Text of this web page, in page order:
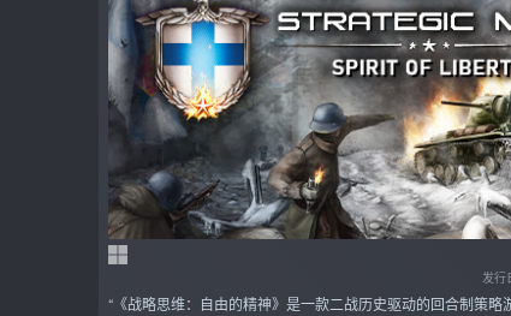
发行
“《战略思维：自由的精神》是一款二战历史驱动的回合制策略